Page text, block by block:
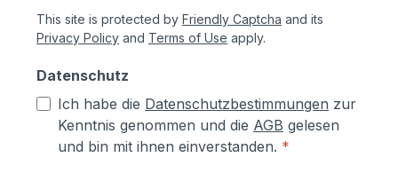
This site is protected by Friendly Captcha and its
Privacy Policy and Terms of Use apply.
Datenschutz
Ich habe die Datenschutzbestimmungen zur
Kenntnis genommen und die AGB gelesen
und bin mit ihnen einverstanden. *